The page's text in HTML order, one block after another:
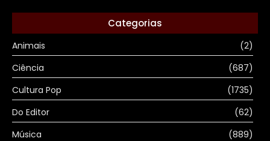
Categorias
Animais
(2)
Ciência
(687)
Cultura Pop
(1735)
Do Editor
(62)
Música
(889)